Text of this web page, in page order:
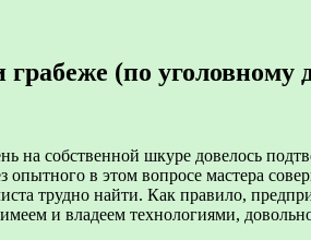
(по уголовному
на собственной шкуре довелось
в этом вопросе мастера
трудно найти. Как правило,
и владеем технологиями,